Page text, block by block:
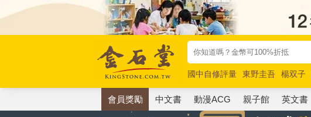
國中自修評量 東野圭吾 楊双子
唯紅花綻放
奧德賽 路邊攤新作
會員獎勵 中文書 動漫ACG 親子館 英文書